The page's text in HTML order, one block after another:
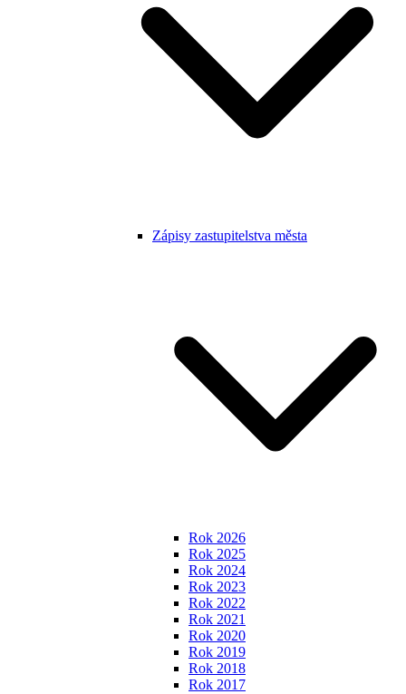
Zápisy zastupitelstva města
Rok 2026
Rok 2025
Rok 2024
Rok 2023
Rok 2022
Rok 2021
Rok 2020
Rok 2019
Rok 2018
Rok 2017